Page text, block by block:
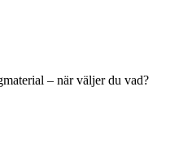
– när väljer du vad?